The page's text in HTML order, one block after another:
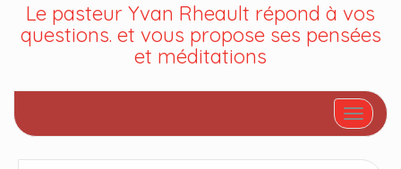
Le pasteur Yvan Rheault répond à vos
questions. et vous propose ses pensées
et méditations
Afficher/